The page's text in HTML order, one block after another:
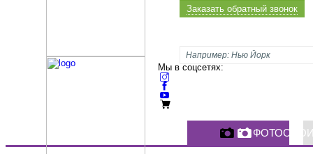
Заказать обратный звонок
Мы в соцсетях: